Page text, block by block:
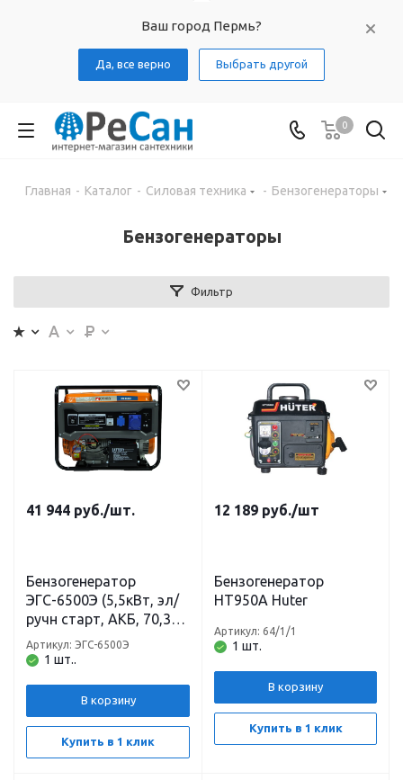
Ваш город Пермь?
Да, все верно Выбрать другой
0
Главная - Каталог - Силовая техника - Бензогенераторы
Бензогенераторы
Фильтр
41 944 руб./шт.
Бензогенератор
ЭГС-6500Э (5,5кВт, эл/
ручн старт, АКБ, 70,3кг)
СОЮЗ
1 шт..
Артикул: ЭГС-6500Э
В корзину
Купить в 1 клик
12 189 руб./шт
Бензогенератор
HT950A Huter
1 шт.
Артикул: 64/1/1
В корзину
Купить в 1 клик